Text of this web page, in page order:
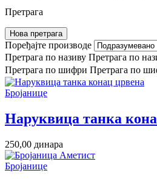
Претрага
Нова претрага
Поређајте производе
Претрага по називу Претрага по
Претрага по шифри Претрага по
Бројанице
Hаруквица танка
250,00 динара
Бројанице